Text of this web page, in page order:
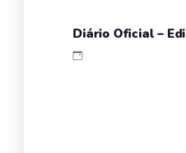
Diário Oficial –